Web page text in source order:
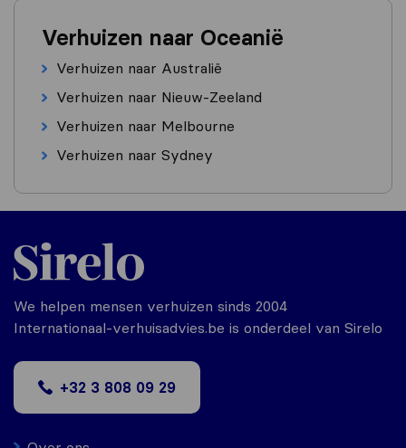
Verhuizen naar Oceanië
Verhuizen naar Australië
Verhuizen naar Nieuw-Zeeland
Verhuizen naar Melbourne
Verhuizen naar Sydney
We helpen mensen verhuizen sinds 2004
Internationaal-verhuisadvies.be is onderdeel van Sirelo
+32 3 808 09 29